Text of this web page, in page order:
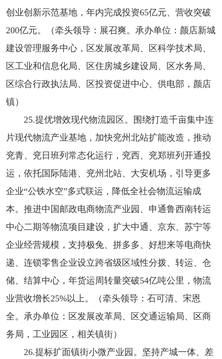
创业创新示范基地，年内完成投资65亿元、营收突破
200亿元。（牵头领导：展召爽。承办单位：颜店新城
建设管理服务中心，区发展改革局、区科学技术局、
区工业和信息化局、区住房城乡建设局、区水务局、
区综合行政执法局、区投资促进中心、供电部，颜店
镇）
25.提优增效现代物流园区。围绕打造千亩集中连
片现代物流产业基地，加快兖州北站扩能改造，推动
兖青、兖日班列常态化运行，兖西、兖郑班列开通投
运，依托国际陆港、兖州北站、大安机场，引导更多
企业“公铁水空”多式联运，降低全社会物流运输成
本。推进中国邮政电商物流产业园、申通鲁西南转运
中心二期等物流项目建设，扩大中通、京东、苏宁等
企业经营规模，支持极兔、拼多多、好想来等电商快
递、连锁零售企业设立跨省级区域性分拨、转运、仓
储、结算中心，年货运周转量突破54亿吨公里，物流
业营收增长25%以上。（牵头领导：石可清、宋恩
全。承办单位：区发展改革局、区交通运输局、区商
务局，工业园区，相关镇街）
26.提标扩面镇街小微产业园。坚持产城一体、差